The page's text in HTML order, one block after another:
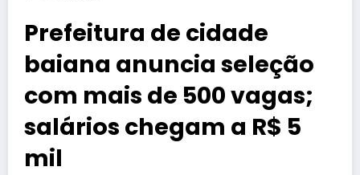
Prefeitura de cidade
baiana anuncia seleção
com mais de 500 vagas;
salários chegam a R$ 5
mil